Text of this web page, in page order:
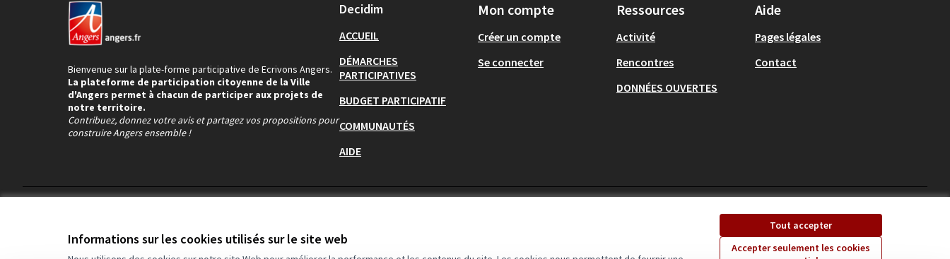
Informations sur les cookies utilisés sur le site web
Tout accepter
Accepter seulement les cookies
Bienvenue sur la plate-forme participative de Ecrivons Angers.
La plateforme de participation citoyenne de la Ville
d'Angers permet à chacun de participer aux projets de
notre territoire.
Contribuez, donnez votre avis et partagez vos propositions pour
construire Angers ensemble !
Decidim
ACCUEIL
DÉMARCHES
PARTICIPATIVES
BUDGET PARTICIPATIF
COMMUNAUTÉS
AIDE
Mon compte
Créer un compte
Se connecter
Ressources
Activité
Rencontres
DONNÉES OUVERTES
Aide
Pages légales
Contact
(Lien externe)(Lien externe)